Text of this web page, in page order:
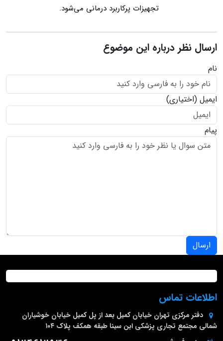
تجهیزات پرکاربرد درمانی می‌شود.
ارسال نظر درباره این موضوع
نام
ایمیل (اختیاری)
پیام
ارسال
اطلاعات تماس
دفتر مرکزی تهران خیابان کمیل بعد از پل کمیل خیابان خوشیاران
شمالی مجتمع تجاری پزشکی ابن سینا طبقه همکف پلاک ۱۰۴